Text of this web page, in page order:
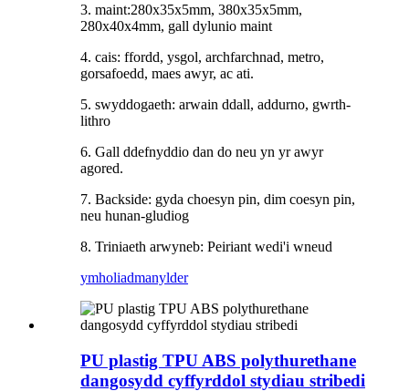
3. maint:280x35x5mm, 380x35x5mm,
280x40x4mm, gall dylunio maint
4. cais: ffordd, ysgol, archfarchnad, metro,
gorsafoedd, maes awyr, ac ati.
5. swyddogaeth: arwain ddall, addurno, gwrth-
lithro
6. Gall ddefnyddio dan do neu yn yr awyr
agored.
7. Backside: gyda choesyn pin, dim coesyn pin,
neu hunan-gludiog
8. Triniaeth arwyneb: Peiriant wedi'i wneud
ymholiadmanylder
PU plastig TPU ABS polythurethane
dangosydd cyffyrddol stydiau stribedi